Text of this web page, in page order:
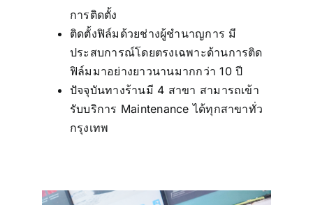
การติดตั้ง
ติดตั้งฟิล์มด้วยช่างผู้ชำนาญการ มี
ประสบการณ์โดยตรงเฉพาะด้านการติด
ฟิล์มมาอย่างยาวนานมากกว่า 10 ปี
ปัจจุบันทางร้านมี 4 สาขา สามารถเข้า
รับบริการ Maintenance ได้ทุกสาขาทั่ว
กรุงเทพ